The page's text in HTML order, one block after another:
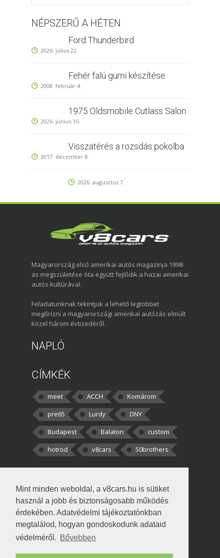
Mint minden weboldal, a v8cars.hu is sütiket
használ a jobb és biztonságosabb működés
érdekében. Adatvédelmi tájékoztatónkban
megtalálod, hogyan gondoskodunk adataid
védelméről. Bővebben
NÉPSZERŰ A HÉTEN
Ford Thunderbird
2026. július 22.
Fehér falú gumi készítése
2008. február 4.
1975 Oldsmobile Cutlass Salon
2026. június 16.
Visszatérés a rozsdás pokolba
2017. december 8.
2026. augusztus 7.
Magyarország első amerikai autós magazinja 1998-
as megszületése óta együtt fejlődik a hazai amerikai
autós kultúrával.
Feladatunknak tekintjük a lehető legtöbbet
megőrizni a magyarországi amerikai autózás elmúlt
közel három évtizedéről.
NAPLÓ
CÍMKÉK
meet ACCH
Komárom
pre65
Lurdy
DNY
Budapest
Balaton
custom
hotrod
v8cars 50brothers
kortisz:Elszúrtam! Én csak két
darabbaal számoltam. Nem tudtam, hogy fél autót,
Béke:
!fasza Örültem is nagyon, amikor